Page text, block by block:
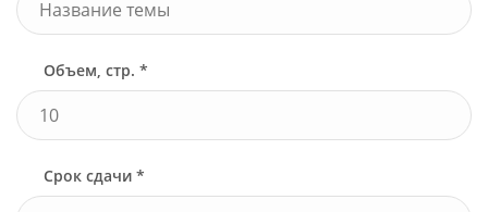
Объем, стр. *
Срок сдачи *